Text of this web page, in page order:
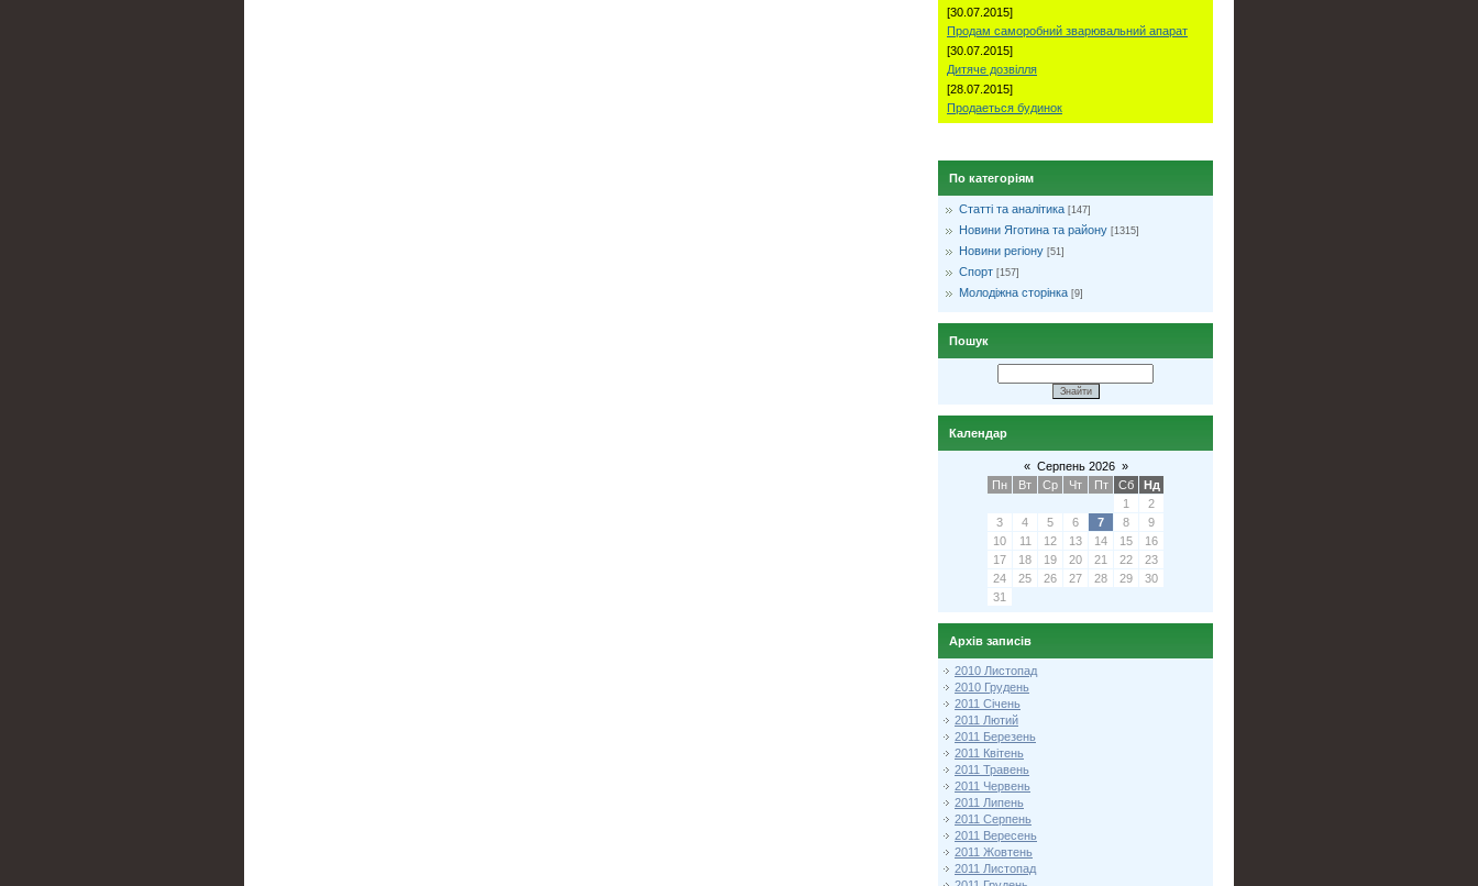
[30.07.2015]
Продам саморобний зварювальний апарат
[30.07.2015]
Дитяче дозвілля
[28.07.2015]
Продаеться будинок
По категоріям
Статті та аналітика [147]
Новини Яготина та району [1315]
Новини регіону [51]
Спорт [157]
Молодіжна сторінка [9]
Пошук
Календар
« Серпень 2026 »
Пн
Вт Ср Чт Пт Сб
Нд
1
2
3
4 5 6 7 8
9
10
11 12 13 14 15
16
17
18 19 20 21 22
23
24
25 26 27 28 29
30
31
Архів записів
2010 Листопад
2010 Грудень
2011 Січень
2011 Лютий
2011 Березень
2011 Квітень
2011 Травень
2011 Червень
2011 Липень
2011 Серпень
2011 Вересень
2011 Жовтень
2011 Листопад